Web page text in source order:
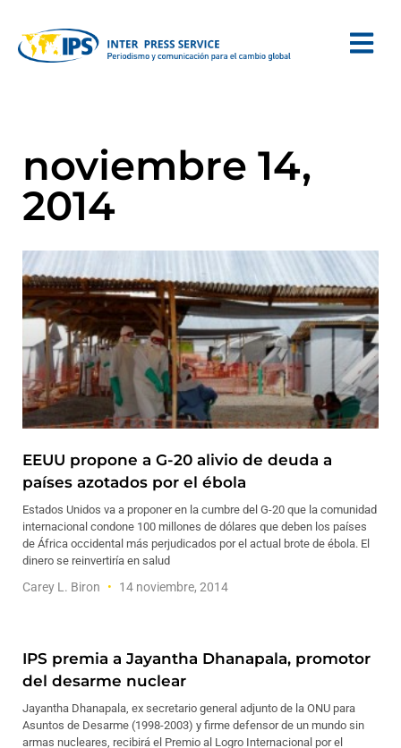
noviembre 14,
2014
EEUU propone a G-20 alivio de deuda a
países azotados por el ébola
Estados Unidos va a proponer en la cumbre del G-20 que la comunidad
internacional condone 100 millones de dólares que deben los países
de África occidental más perjudicados por el actual brote de ébola. El
dinero se reinvertiría en salud
Carey L. Biron 14 noviembre, 2014
IPS premia a Jayantha Dhanapala, promotor
del desarme nuclear
Jayantha Dhanapala, ex secretario general adjunto de la ONU para
Asuntos de Desarme (1998-2003) y firme defensor de un mundo sin
armas nucleares, recibirá el Premio al Logro Internacional por el